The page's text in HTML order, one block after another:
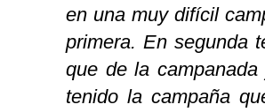
en una muy difícil
primera. En segunda
que de la
tenido la campaña